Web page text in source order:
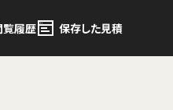
覧履歴 保存した見積